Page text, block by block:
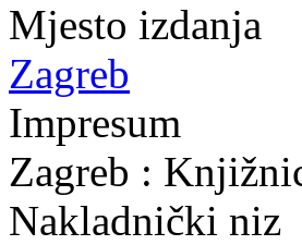
Mjesto izdanja
Zagreb
Impresum
Zagreb :
Nakladnički niz